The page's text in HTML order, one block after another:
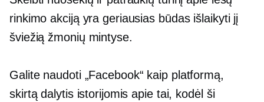
rinkimo akciją yra geriausias būdas išlaikyti jį
šviežią žmonių mintyse.
Galite naudoti „Facebook“ kaip platformą,
skirtą dalytis istorijomis apie tai, kodėl ši